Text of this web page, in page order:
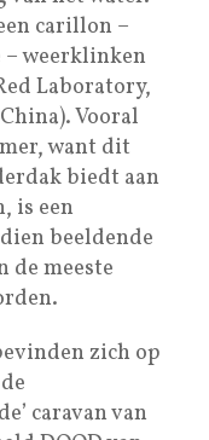
carillon –
– weerklinken
Laboratory,
Vooral
want dit
biedt aan
is een
beeldende
de meeste
zich op
caravan van